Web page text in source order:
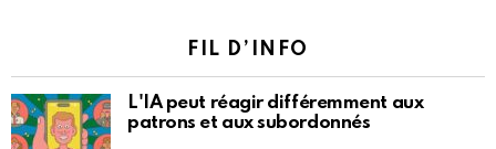
FIL D’INFO
L'IA peut réagir différemment aux
patrons et aux subordonnés